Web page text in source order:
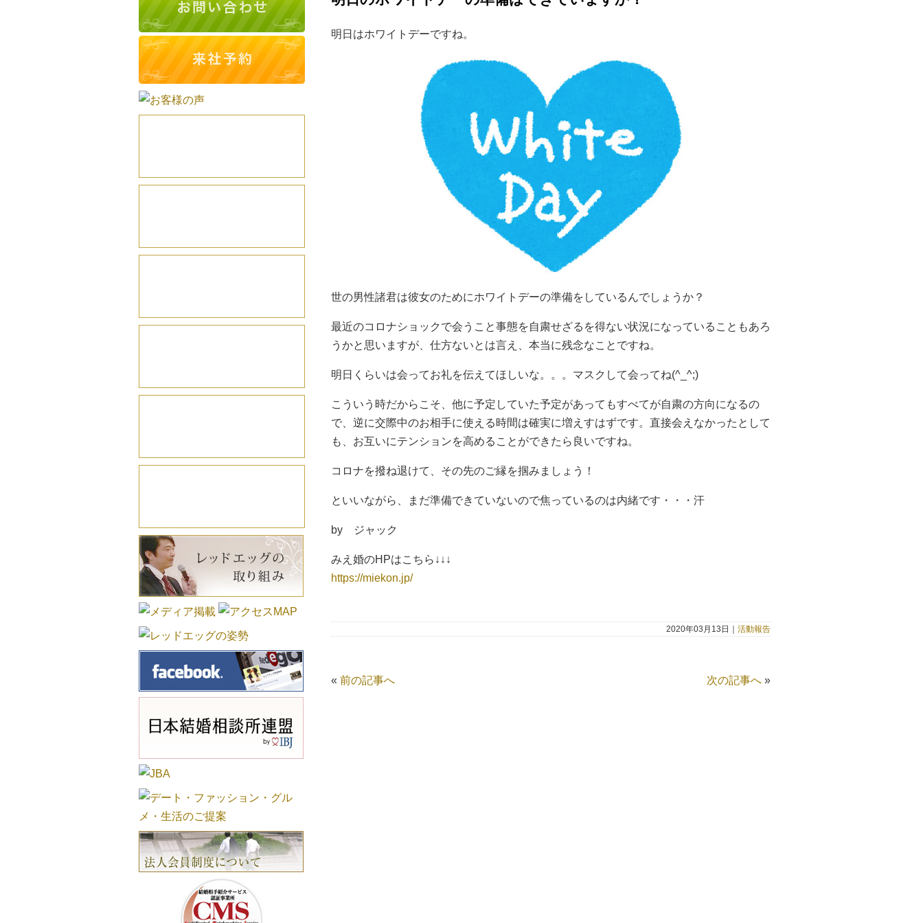
明日はホワイトデーですね。
世の男性諸君は彼女のためにホワイトデーの準備をしているんでしょうか？
最近のコロナショックで会うこと事態を自粛せざるを得ない状況になっていることもあろ
うかと思いますが、仕方ないとは言え、本当に残念なことですね。
明日くらいは会ってお礼を伝えてほしいな。。。マスクして会ってね(^_^;)
こういう時だからこそ、他に予定していた予定があってもすべてが自粛の方向になるの
で、逆に交際中のお相手に使える時間は確実に増えすはずです。直接会えなかったとして
も、お互いにテンションを高めることができたら良いですね。
コロナを撥ね退けて、その先のご縁を掴みましょう！
といいながら、まだ準備できていないので焦っているのは内緒です・・・汗
by ジャック
みえ婚のHPはこちら↓↓↓
https://miekon.jp/
2020年03月13日｜ 活動報告
« 前の記事へ 次の記事へ »